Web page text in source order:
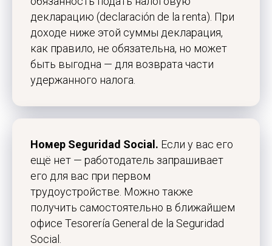
декларацию (declaración de la renta). При
доходе ниже этой суммы декларация,
как правило, не обязательна, но может
быть выгодна — для возврата части
удержанного налога.
Номер Seguridad Social. Если у вас его
ещё нет — работодатель запрашивает
его для вас при первом
трудоустройстве. Можно также
получить самостоятельно в ближайшем
офисе Tesorería General de la Seguridad
Social.